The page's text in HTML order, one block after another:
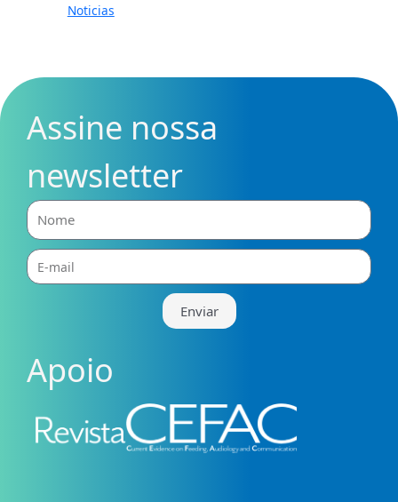
Noticias
Assine nossa
newsletter
Nome
E-
mail
Enviar
Apoio